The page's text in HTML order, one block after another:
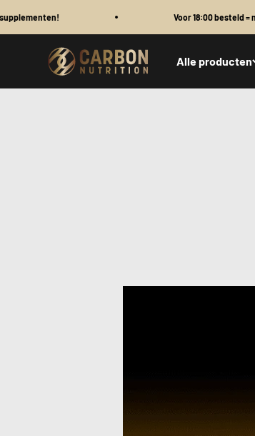
Voor 18:00 besteld = morgen in huis
Alle producten
Carbon Nutrition